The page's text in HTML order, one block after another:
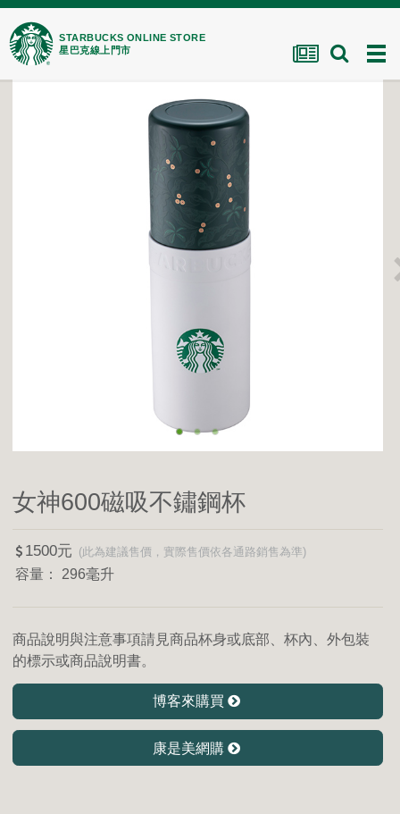
STARBUCKS ONLINE STORE
星巴克線上門市
女神600磁吸不鏽鋼杯
1500
296毫升
商品說明與注意事項請見商品杯身或底部、杯內、外包裝
的標示或商品說明書。
博客來購買
康是美網購